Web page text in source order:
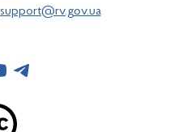
support@rv.gov.ua